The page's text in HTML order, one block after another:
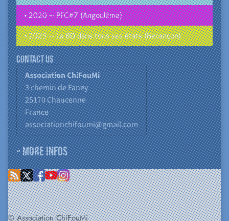
• 2020 – PFC#7 (Angoulême)
• 2025 – La BD dans tous ses états (Besançon)
Contact us
Association ChiFouMi
3 chemin de Faney
25170Chaucenne
France
associationchifoumi@gmail.com
» More infos
© Association ChiFouMi